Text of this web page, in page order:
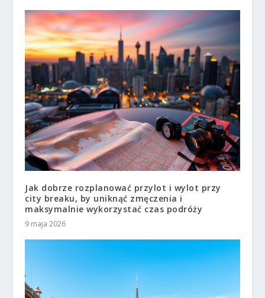
Jak dobrze rozplanować przylot i wylot przy
city breaku, by uniknąć zmęczenia i
maksymalnie wykorzystać czas podróży
9 maja 2026